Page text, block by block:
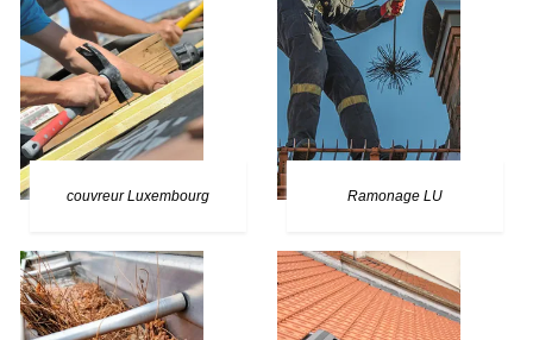
couvreur Luxembourg Ramonage LU